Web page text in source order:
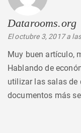
Datarooms.org
El octubre 3, 2017 a
Muy buen artículo,
Hablando de
utilizar las salas de
documentos más